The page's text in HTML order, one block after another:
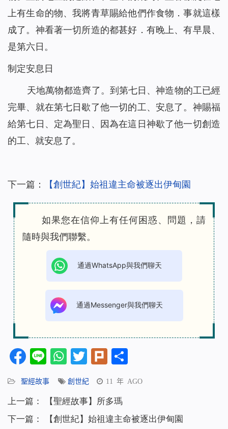
上有生命的物、我將青草賜給他們作食物．事就這樣
成了。神看著一切所造的都甚好．有晚上、有早晨、
是第六日。
制定安息日
天地萬物都造齊了。到第七日、神造物的工已經
完畢、就在第七日歇了他一切的工、安息了。神賜福
給第七日、定為聖日、因為在這日神歇了他一切創造
的工、就安息了。
下一篇： 【創世紀】始祖違主命被逐出伊甸園
如果您在信仰上有任何困惑、問題，請
隨時與我們聯繫。
通過WhatsApp與我們聊天
通過Messenger與我們聊天
Facebook
LineWhatsApp
Twitter
Plurk
聖經故事 創世紀 11 年 AGO
上一篇：
【聖經故事】所多瑪
下一篇：
【創世紀】始祖違主命被逐出伊甸園